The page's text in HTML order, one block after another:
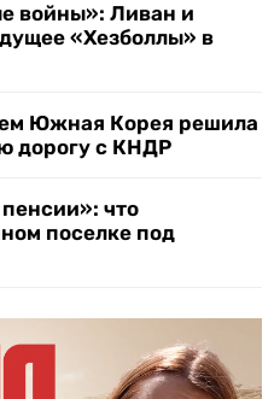
войны»: Ливан и
«Хезболлы» в
Южная Корея решила
дорогу с КНДР
что
поселке под